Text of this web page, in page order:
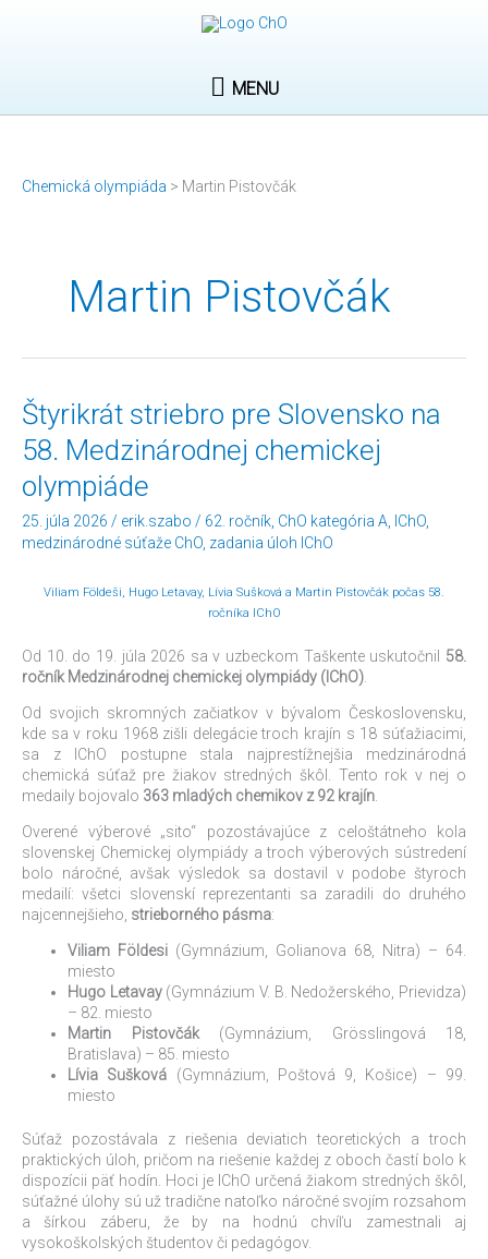
MENU
MENU
Chemická olympiáda > Martin Pistovčák
Martin Pistovčák
Štyrikrát striebro pre Slovensko na
58. Medzinárodnej chemickej
olympiáde
25. júla 2026 / erik.szabo / 62. ročník ChO kategória A IChO
medzinárodné súťaže ChO zadania úloh IChO
Viliam Földeši, Hugo Letavay, Lívia Sušková a Martin Pistovčák počas 58.
ročníka IChO
Od 10. do 19. júla 2026 sa v uzbeckom Taškente uskutočnil 58.
ročník Medzinárodnej chemickej olympiády (IChO)
Od svojich skromných začiatkov v bývalom Československu,
kde sa v roku 1968 zišli delegácie troch krajín s 18 súťažiacimi,
sa z IChO postupne stala najprestížnejšia medzinárodná
chemická súťaž pre žiakov stredných škôl. Tento rok v nej o
medaily bojovalo 363 mladých chemikov z 92 krajín
Overené výberové „sito“ pozostávajúce z celoštátneho kola
slovenskej Chemickej olympiády a troch výberových sústredení
bolo náročné, avšak výsledok sa dostavil v podobe štyroch
medailí: všetci slovenskí reprezentanti sa zaradili do druhého
najcennejšieho, strieborného pásma:
Viliam Földesi (Gymnázium, Golianova 68, Nitra) – 64.
miesto
Hugo Letavay(Gymnázium V. B. Nedožerského, Prievidza)
– 82. miesto
Martin Pistovčák(Gymnázium, Grösslingová 18,
Bratislava) – 85. miesto
Lívia Sušková (Gymnázium, Poštová 9, Košice) – 99.
miesto
Súťaž pozostávala z riešenia deviatich teoretických a troch
praktických úloh, pričom na riešenie každej z oboch častí bolo k
dispozícii päť hodín. Hoci je IChO určená žiakom stredných škôl,
súťažné úlohy sú už tradične natoľko náročné svojím rozsahom
a šírkou záberu, že by na hodnú chvíľu zamestnali aj
vysokoškolských študentov či pedagógov.
Štyrikrát
striebro
pre
na
Medzinárodnej
chemickej